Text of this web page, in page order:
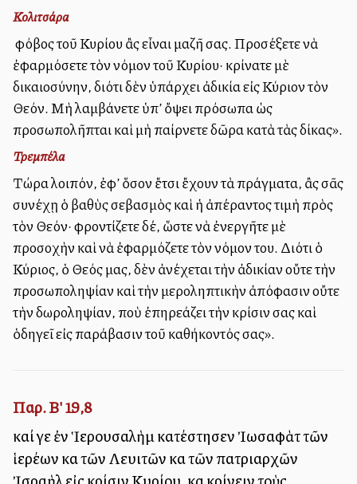
Κολιτσάρα
Ὁ φόβος τοῦ Κυρίου ἂς εἶναι μαζῆ σας. Προσέξετε νὰ
ἐφαρμόσετε τὸν νόμον τοῦ Κυρίου· κρίνατε μὲ
δικαιοσύνην, διότι δὲν ὑπάρχει ἀδικία εἰς Κύριον τὸν
Θεόν. Μὴ λαμβάνετε ὑπ’ ὄψει πρόσωπα ὡς
προσωπολῆπται καὶ μὴ παίρνετε δῶρα κατὰ τὰς δίκας».
Τρεμπέλα
Τώρα λοιπόν, ἐφ’ ὅσον ἔτσι ἔχουν τὰ πράγματα, ἂς σᾶς
συνέχῃ ὁ βαθὺς σεβασμὸς καὶ ἡ ἀπέραντος τιμὴ πρὸς
τὸν Θεόν· φροντίζετε δέ, ὥστε νὰ ἐνεργῆτε μὲ
προσοχὴν καὶ νὰ ἐφαρμόζετε τὸν νόμον του. Διότι ὁ
Κύριος, ὁ Θεός μας, δὲν ἀνέχεται τὴν ἀδικίαν οὔτε τὴν
προσωποληψίαν καὶ τὴν μεροληπτικὴν ἀπόφασιν οὔτε
τὴν δωροληψίαν, ποὺ ἐπηρεάζει τὴν κρίσιν σας καὶ
ὁδηγεῖ εἰς παράβασιν τοῦ καθήκοντός σας».
Παρ. Β' 19,8
καί γε ἐν Ἱερουσαλὴμ κατέστησεν Ἰωσαφὰτ τῶν
ἱερέων καὶ τῶν Λευιτῶν καὶ τῶν πατριαρχῶν